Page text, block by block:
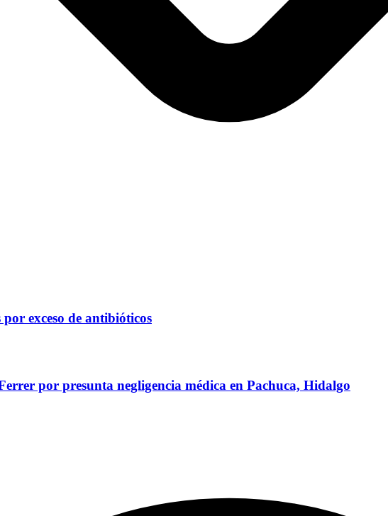
exceso de antibióticos
por presunta negligencia médica en Pachuca, Hidalgo